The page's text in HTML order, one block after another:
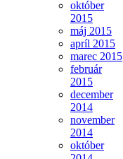
október
2015
máj 2015
apríl 2015
marec 2015
február
2015
december
2014
november
2014
október